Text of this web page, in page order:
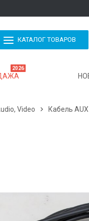
КАТАЛОГ ТОВАРОВ
2026
Video  Кабель AUX